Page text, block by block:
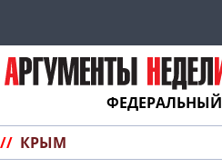
ФЕДЕРАЛЬНЫЙ
// КРЫМ